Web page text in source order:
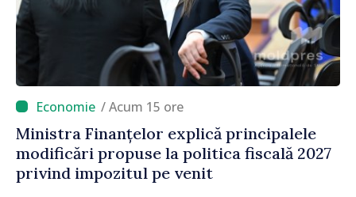
/ Acum 15 ore
Ministra Finanțelor explică principalele
modificări propuse la politica fiscală 2027
privind impozitul pe venit